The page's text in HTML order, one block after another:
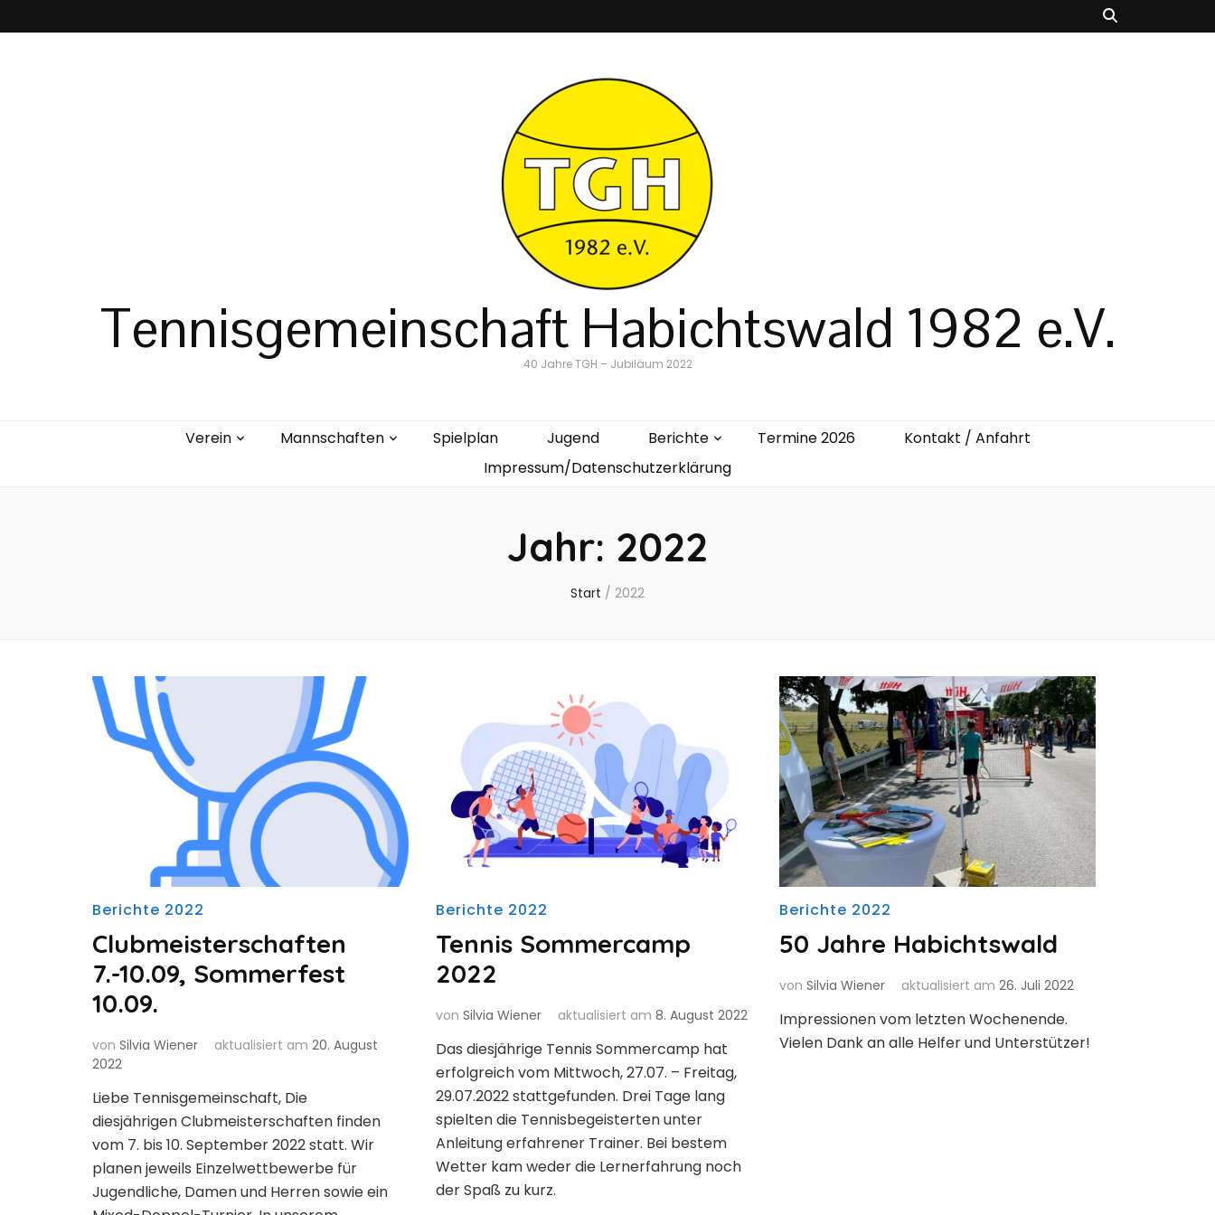
Tennisgemeinschaft Habichtswald 1982 e.V.
40 Jahre TGH – Jubiläum 2022
Verein Mannschaften Spielplan Jugend Berichte Termine 2026
Kontakt / Anfahrt
Impressum/Datenschutzerklärung
Jahr: 2022
Start / 2022
Berichte 2022
Clubmeisterschaften
7.-10.09, Sommerfest
10.09.
von Silvia Wiener aktualisiert am 20. August
2022
Liebe Tennisgemeinschaft, Die
diesjährigen Clubmeisterschaften finden
vom 7. bis 10. September 2022 statt. Wir
planen jeweils Einzelwettbewerbe für
Jugendliche, Damen und Herren sowie ein
Berichte 2022
Tennis Sommercamp
2022
von Silvia Wiener aktualisiert am 8. August 2022
Das diesjährige Tennis Sommercamp hat
erfolgreich vom Mittwoch, 27.07. – Freitag,
29.07.2022 stattgefunden. Drei Tage lang
spielten die Tennisbegeisterten unter
Anleitung erfahrener Trainer. Bei bestem
Wetter kam weder die Lernerfahrung noch
der Spaß zu kurz.
Berichte 2022
50 Jahre Habichtswald
von Silvia Wiener aktualisiert am 26. Juli 2022
Impressionen vom letzten Wochenende.
Vielen Dank an alle Helfer und Unterstützer!